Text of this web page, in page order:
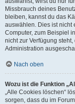
Missbrauch deines
bleiben, kannst du das
auswählen. Dies ist nicht
Computer, zum Beispiel
nicht zur Verfügung
Administration
Nach oben
Wozu ist die Funktion
„Alle Cookies löschen“
sorgen, dass du im